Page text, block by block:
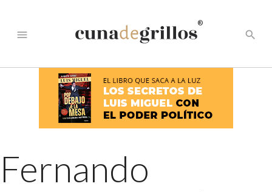
menu
®
search
Fernando